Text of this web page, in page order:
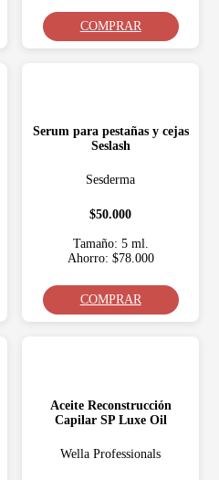
COMPRAR
Serum para pestañas y cejas
Seslash
Sesderma
$50.000
Tamaño: 5 ml.
Ahorro: $78.000
COMPRAR
Aceite Reconstrucción
Capilar SP Luxe Oil
Wella Professionals